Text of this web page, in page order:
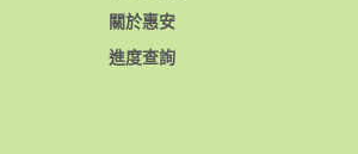
關於惠安
進度查詢